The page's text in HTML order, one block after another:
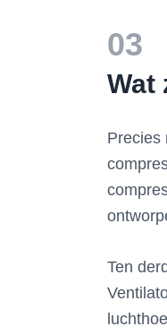
03
Wat
Precies
Ten